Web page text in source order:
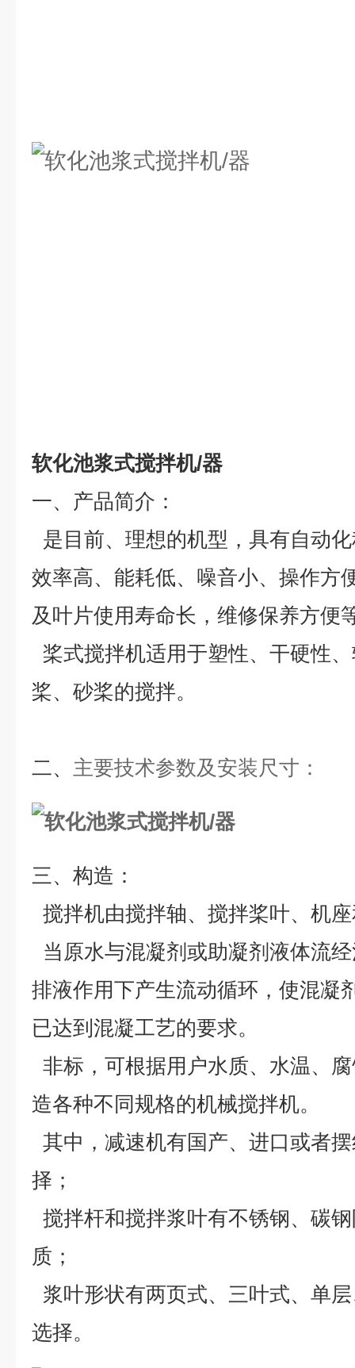
软化池浆式搅拌机/器
一、产品简介：
是目前、理想的机型，具有自动
效率高、能耗低、噪音小、操作方
及叶片使用寿命长，维修保养方便
桨式搅拌机适用于塑性、干硬性
桨、砂桨的搅拌。
二、 主要技术参数及安装尺寸 ：
三、构造：
搅拌机由搅拌轴、搅拌桨叶、机
当原水与混凝剂或助凝剂液体流
排液作用下产生流动循环，使混凝
已达到混凝工艺的要求。
非标，可根据用户水质、水温、
造各种不同规格的机械搅拌机。
其中，减速机有国产、进口或者
择；
搅拌杆和搅拌浆叶有不锈钢、碳
质；
浆叶形状有两页式、三叶式、单
选择。